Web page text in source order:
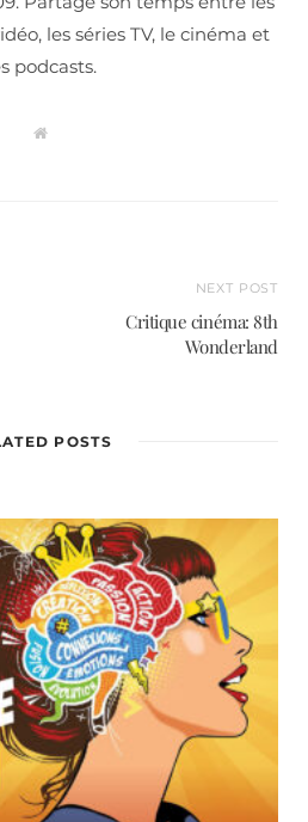
les séries TV, le cinéma et
podcasts.
W
NEXT POST
Critique cinéma: 8th
Wonderland
POSTS